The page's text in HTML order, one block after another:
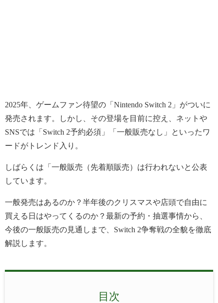
2025年、ゲームファン待望の「Nintendo Switch 2」がついに
発売されます。しかし、その登場を目前に控え、ネットや
SNSでは「Switch 2予約必須」「一般販売なし」といったワ
ードがトレンド入り。
しばらくは「一般販売（先着順販売）は行われないと公表
しています。
一般発売はあるのか？半年後のクリスマスや店頭で自由に
買える日はやってくるのか？最新の予約・抽選事情から、
今後の一般販売の見通しまで、Switch 2争奪戦の全貌を徹底
解説します。
目次